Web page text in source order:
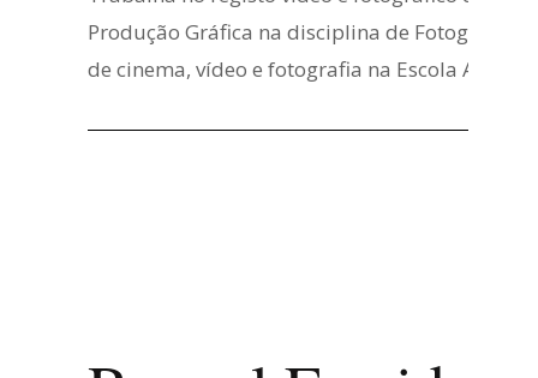
Produção Gráfica na disciplina de Fotografia
de cinema, vídeo e fotografia na Escola